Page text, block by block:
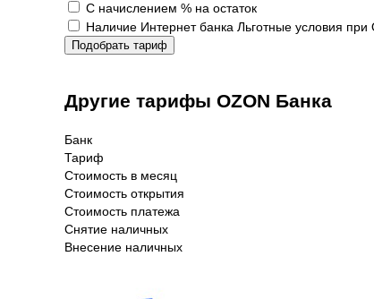
С начислением % на остаток
Наличие Интернет банка Льготные условия при
Подобрать тариф
Другие тарифы OZON Банка
Банк
Тариф
Стоимость в месяц
Стоимость открытия
Стоимость платежа
Снятие наличных
Внесение наличных